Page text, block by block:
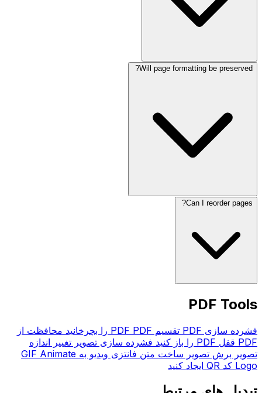
Will page formatting be preserved?
Can I reorder pages?
PDF Tools
فشرده سازی PDF تقسیم PDF PDF را بچرخانید
محافظت از
PDF قفل PDF را باز کنید فشرده سازی تصویر تغییر اندازه
تصویر برش تصویر ساخت متن فانتزی ویدیو به GIF Animate
Logo کد QR ایجاد کنید